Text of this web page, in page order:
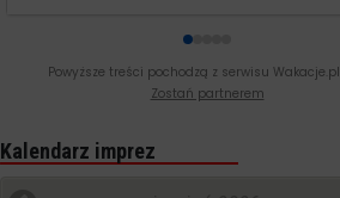
Powyższe treści pochodzą z serwisu Wakacje.pl
Zostań partnerem
Kalendarz imprez